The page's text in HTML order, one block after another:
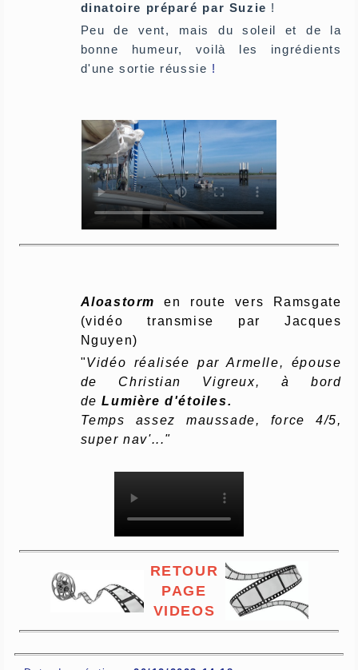
dinatoire préparé par Suzie !
Peu de vent, mais du soleil et de la
bonne humeur, voilà les ingrédients
d'une sortie réussie !
Aloastorm
en route vers Ramsgate
(vidéo transmise par Jacques
Nguyen)
"Vidéo réalisée par Armelle, épouse
de Christian Vigreux, à bord
deLumière d'étoiles.
Temps assez maussade, force 4/5,
super nav'..."
RETOUR
PAGE
VIDEOS